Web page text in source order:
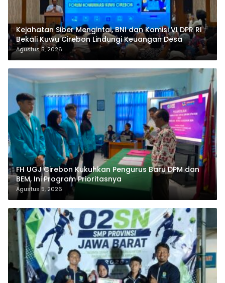
Kejahatan Siber Mengintai, BNI dan Komisi VI DPR RI
Bekali Kuwu Cirebon Lindungi Keuangan Desa
Agustus 5, 2026
FH UGJ Cirebon Kukuhkan Pengurus Baru DPM dan
BEM, Ini Program Prioritasnya
Agustus 5, 2026